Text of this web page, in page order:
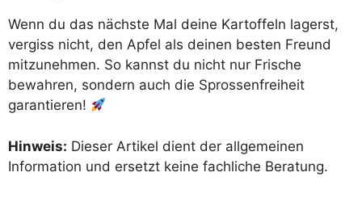
Wenn du das nächste Mal deine Kartoffeln lagerst,
vergiss nicht, den Apfel als deinen besten Freund
mitzunehmen. So kannst du nicht nur Frische
bewahren, sondern auch die Sprossenfreiheit
garantieren!
Hinweis: Dieser Artikel dient der allgemeinen
Information und ersetzt keine fachliche Beratung.